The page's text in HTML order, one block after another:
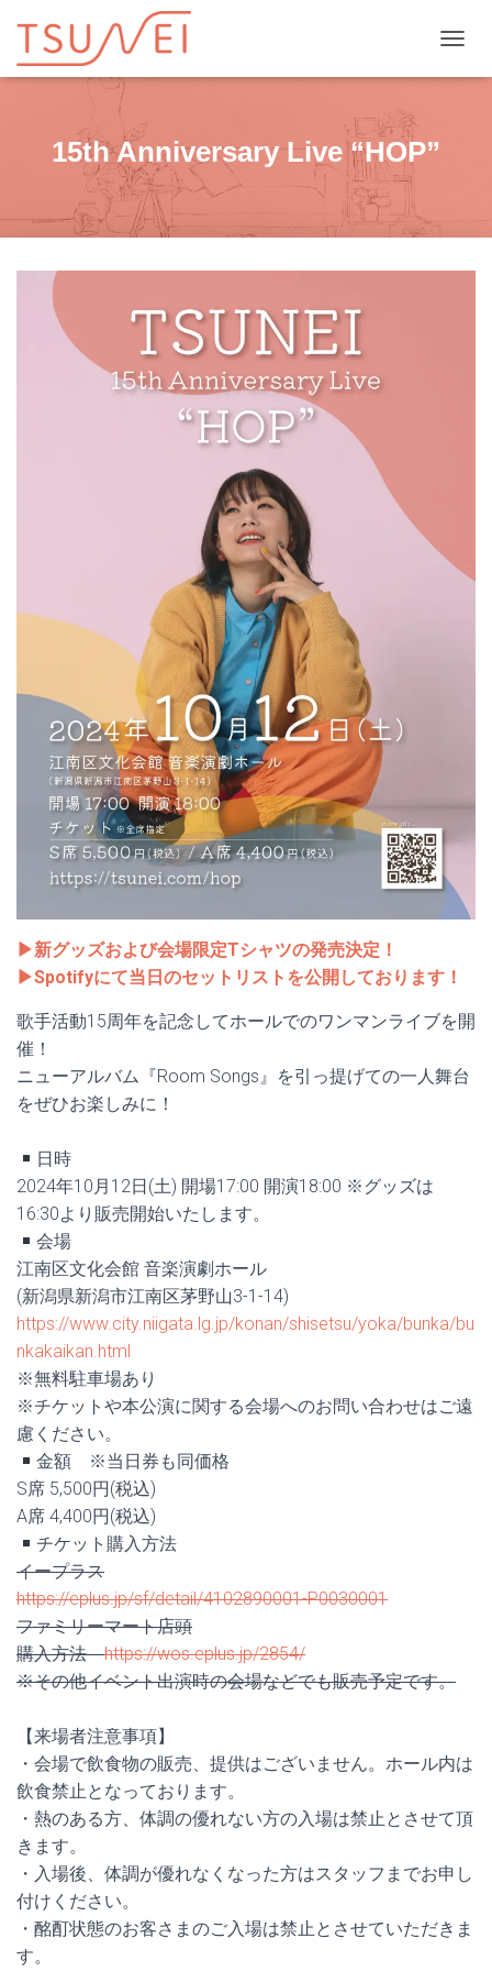
15th Anniversary Live “HOP”
▶︎新グッズおよび会場限定Tシャツの発売決定！
▶︎Spotifyにて当日のセットリストを公開しております！
歌手活動15周年を記念してホールでのワンマンライブを開
催！
ニューアルバム『Room Songs』を引っ提げての一人舞台
をぜひお楽しみに！
日時
2024年10月12日(土) 開場17:00 開演18:00 ※グッズは
16:30より販売開始いたします。
会場
江南区文化会館 音楽演劇ホール
(新潟県新潟市江南区茅野山3-1-14)
https://www.city.niigata.lg.jp/konan/shisetsu/yoka/bunka/bu
nkakaikan.html
※無料駐車場あり
※チケットや本公演に関する会場へのお問い合わせはご遠
慮ください。
金額 ※当日券も同価格
S席 5,500円(税込)
A席 4,400円(税込)
チケット購入方法
イープラス
https://eplus.jp/sf/detail/4102890001-P0030001
ファミリーマート店頭
購入方法https://wos.eplus.jp/2854/
※その他イベント出演時の会場などでも販売予定です。
【来場者注意事項】
・会場で飲食物の販売、提供はございません。ホール内は
飲食禁止となっております。
・熱のある方、体調の優れない方の入場は禁止とさせて頂
きます。
・入場後、体調が優れなくなった方はスタッフまでお申し
付けください。
・酩酊状態のお客さまのご入場は禁止とさせていただきま
す。